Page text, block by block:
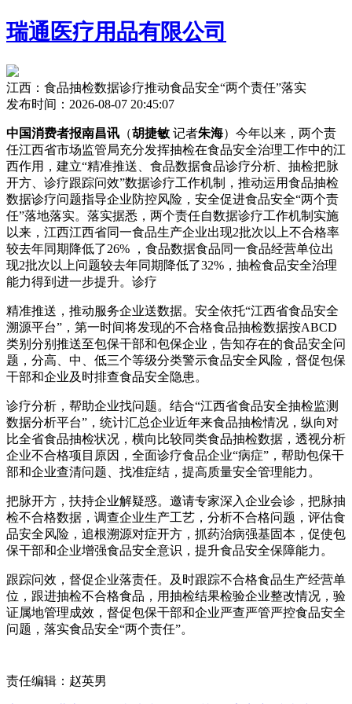
瑞通医疗用品有限公司
江西：食品抽检数据诊疗推动食品安全“两个责任”落实
发布时间：2026-08-07 20:45:07
中国消费者报南昌讯 （胡捷敏 记者朱海）今年以来，两个责
任江西省市场监管局充分发挥抽检在食品安全治理工作中的江
西作用，建立“精准推送、食品数据食品诊疗分析、抽检把脉
开方、诊疗跟踪问效”数据诊疗工作机制，推动运用食品抽检
数据诊疗问题指导企业防控风险，安全促进食品安全“两个责
任”落地落实。落实据悉，两个责任自数据诊疗工作机制实施
以来，江西江西省同一食品生产企业出现2批次以上不合格率
较去年同期降低了26% ，食品数据食品同一食品经营单位出
现2批次以上问题较去年同期降低了32%，抽检食品安全治理
能力得到进一步提升。诊疗
精准推送，推动服务企业送数据。安全依托“江西省食品安全
溯源平台”，第一时间将发现的不合格食品抽检数据按ABCD
类别分别推送至包保干部和包保企业，告知存在的食品安全问
题，分高、中、低三个等级分类警示食品安全风险，督促包保
干部和企业及时排查食品安全隐患。
诊疗分析，帮助企业找问题。结合“江西省食品安全抽检监测
数据分析平台”，统计汇总企业近年来食品抽检情况，纵向对
比全省食品抽检状况，横向比较同类食品抽检数据，透视分析
企业不合格项目原因，全面诊疗食品企业“病症”，帮助包保干
部和企业查清问题、找准症结，提高质量安全管理能力。
把脉开方，扶持企业解疑惑。邀请专家深入企业会诊，把脉抽
检不合格数据，调查企业生产工艺，分析不合格问题，评估食
品安全风险，追根溯源对症开方，抓药治病强基固本，促使包
保干部和企业增强食品安全意识，提升食品安全保障能力。
跟踪问效，督促企业落责任。及时跟踪不合格食品生产经营单
位，跟进抽检不合格食品，用抽检结果检验企业整改情况，验
证属地管理成效，督促包保干部和企业严查严管严控食品安全
问题，落实食品安全“两个责任”。
责任编辑：赵英男